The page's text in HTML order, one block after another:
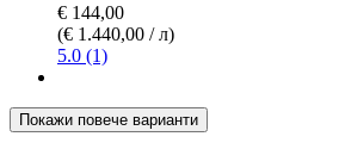
€ 144,00
(€ 1.440,00 / л)
5.0 (1)
Покажи повече варианти